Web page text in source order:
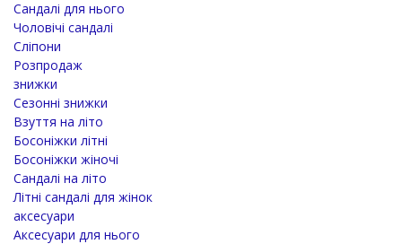
Сандалі для нього
Чоловічі сандалі
Сліпони
Розпродаж
знижки
Сезонні знижки
Взуття на літо
Босоніжки літні
Босоніжки жіночі
Сандалі на літо
Літні сандалі для жінок
аксесуари
Аксесуари для нього